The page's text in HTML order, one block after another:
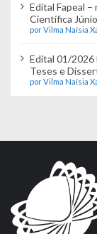
Edital Fapeal –
Científica
por Vilma Naísia
Edital 01/2026
Teses e
por Vilma Naísia